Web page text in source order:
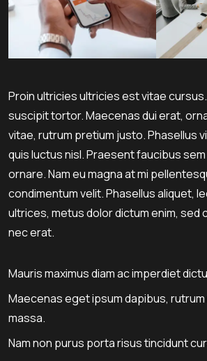
Proin ultricies ultricies est vitae
suscipit tortor. Maecenas dui erat,
vitae, rutrum pretium justo. Phasellus
quis luctus nisl. Praesent faucibus
ornare. Nam eu magna at mi
condimentum velit. Phasellus aliquet,
ultrices, metus dolor dictum enim, sed
nec erat.
Mauris maximus diam ac imperdiet
Maecenas eget ipsum dapibus, rutrum
massa.
Nam non purus porta risus tincidunt